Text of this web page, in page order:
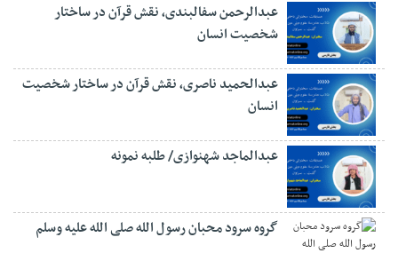
عبدالرحمن سفالبندی، نقش قرآن در ساختار
شخصیت انسان
عبدالحمید ناصری، نقش قرآن در ساختار شخصیت
انسان
عبدالماجد شهنوازی/ طلبه نمونه
گروه سرود محبان رسول الله صلی الله علیه وسلم